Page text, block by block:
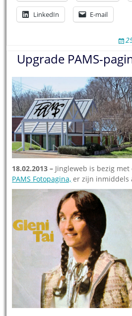
LinkedIn E-mail
Upgrade PAMS-
18.02.2013 – Jingleweb is bezig
PAMS Fotopagina, er zijn inmiddels